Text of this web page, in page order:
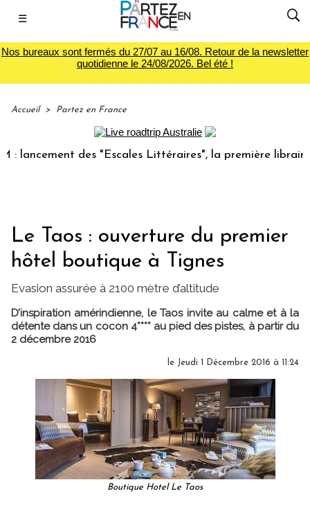
☰
Nos bureaux sont fermés du 27/07 au 16/08. Retour de la newsletter
quotidienne le 24/08/2026. Bel été !
Accueil > Partez en France
des "Escales Littéraires", la première librairie du
Le Taos : ouverture du premier
hôtel boutique à Tignes
Evasion assurée à 2100 mètre d’altitude
D’inspiration amérindienne, le Taos invite au calme et à la
détente dans un cocon 4**** au pied des pistes, à partir du
2 décembre 2016
le Jeudi 1 Décembre 2016 à 11:24
Boutique Hotel Le Taos